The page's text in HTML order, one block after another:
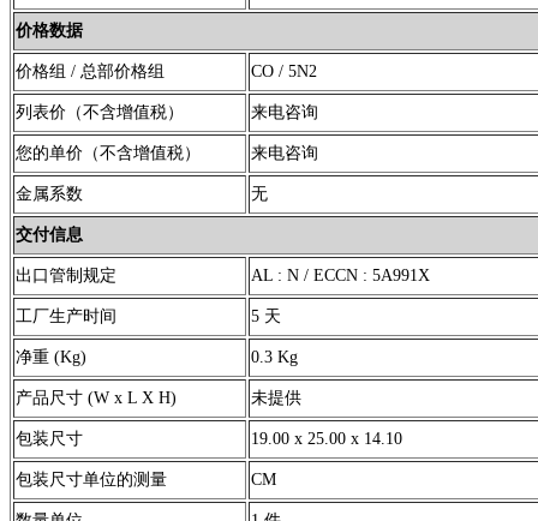
价格数据
价格组 / 总部价格组 CO / 5N2
列表价（不含增值税） 来电咨询
您的单价（不含增值税） 来电咨询
金属系数 无
交付信息
出口管制规定 AL : N / ECCN : 5A991X
工厂生产时间 5 天
净重 (Kg) 0.3 Kg
产品尺寸 (W x L X H) 未提供
包装尺寸 19.00 x 25.00 x 14.10
包装尺寸单位的测量 CM